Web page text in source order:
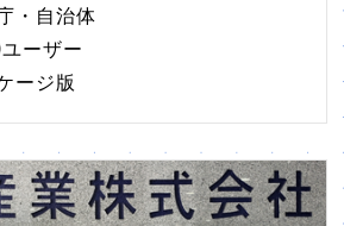
・自治体
ーザー
ージ版